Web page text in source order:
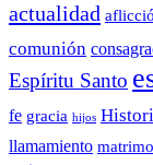
actualidad
comunión
Espíritu Santo
fe gracia hijos
llamamiento